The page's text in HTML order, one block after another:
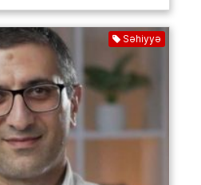
Səhiyyə